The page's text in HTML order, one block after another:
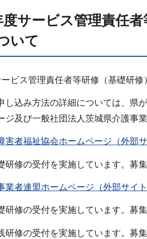
サービス管理責任
いて
ビス管理責任者等研修（基礎研修
込み方法の詳細については、県
ジ及び一般社団法人茨城県介護事
害者福祉協会ホームページ（外部サ
修の受付を実施しています。募
業者連盟ホームページ（外部サイト
修の受付を実施しています。募
修の受付を実施しています。募